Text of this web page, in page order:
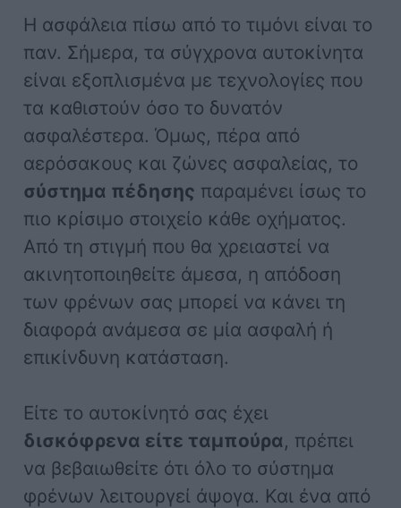
Η ασφάλεια πίσω από το τιμόνι είναι το
παν. Σήμερα, τα σύγχρονα αυτοκίνητα
είναι εξοπλισμένα με τεχνολογίες που
τα καθιστούν όσο το δυνατόν
ασφαλέστερα. Όμως, πέρα από
αερόσακους και ζώνες ασφαλείας, το
σύστημα πέδησης παραμένει ίσως το
πιο κρίσιμο στοιχείο κάθε οχήματος.
Από τη στιγμή που θα χρειαστεί να
ακινητοποιηθείτε άμεσα, η απόδοση
των φρένων σας μπορεί να κάνει τη
διαφορά ανάμεσα σε μία ασφαλή ή
επικίνδυνη κατάσταση.
Είτε το αυτοκίνητό σας έχει
δισκόφρενα είτε ταμπούρα, πρέπει
να βεβαιωθείτε ότι όλο το σύστημα
φρένων λειτουργεί άψογα. Και ένα από